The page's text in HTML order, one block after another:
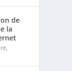
de
la
,